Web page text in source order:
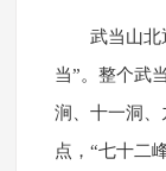
武当山北
当”。整个武
涧、十一洞
点，“七十二